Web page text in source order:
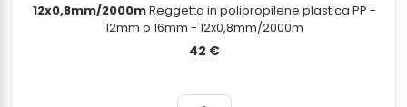
12x0,8mm/2000mReggetta in polipropilene plastica PP -
12mm o 16mm - 12x0,8mm/2000m
42 €